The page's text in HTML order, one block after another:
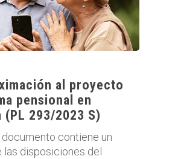
al proyecto
pensional en
(PL 293/2023 S)
contiene un
las disposiciones del